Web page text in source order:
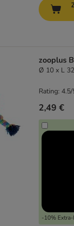
zooplus
Ø 10 x L
2,49 €
-10%
Rating: